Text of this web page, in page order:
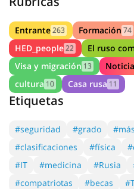
Entrante263 Formación 74
HED_people22 El ruso
Visa y migración 13
cultura 10 Casa rusa 11
Etiquetas
#seguridad #grado
#clasificaciones
#física
#IT
#medicina #Rusia
#compatriotas
#becas